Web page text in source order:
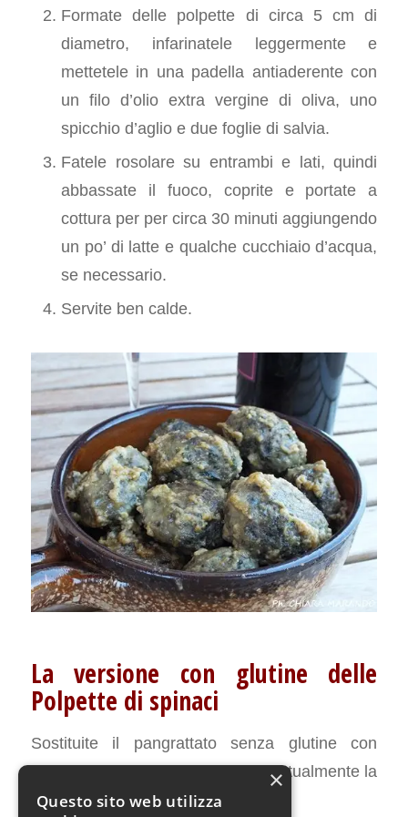
Formate delle polpette di circa 5 cm di
diametro, infarinatele leggermente e
mettetele in una padella antiaderente con
un filo d’olio extra vergine di oliva, uno
spicchio d’aglio e due foglie di salvia.
Fatele rosolare su entrambi e lati, quindi
abbassate il fuoco, coprite e portate a
cottura per per circa 30 minuti aggiungendo
un po’ di latte e qualche cucchiaio d’acqua,
se necessario.
Servite ben calde.
La versione con glutine delle
Polpette di spinaci
Sostituite il pangrattato senza glutine con
pangrattato convenzionale ed eventualmente la
farina di riso con farina di frumento.
×
Questo sito web utilizza